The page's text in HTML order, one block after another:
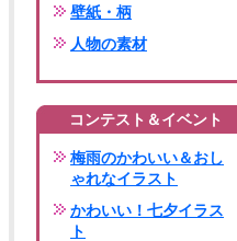
壁紙・柄
人物の素材
コンテスト＆イベント
梅雨のかわいい＆おし
ゃれなイラスト
かわいい！七夕イラス
ト